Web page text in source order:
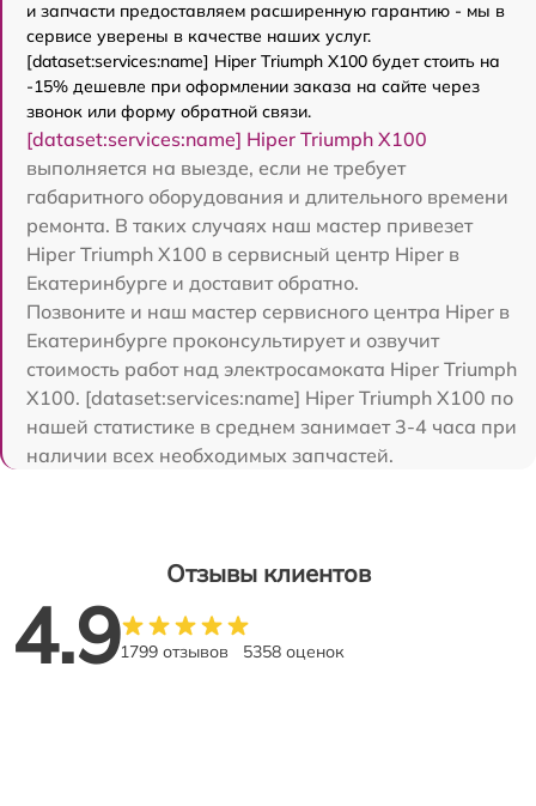
и запчасти предоставляем расширенную гарантию - мы в
сервисе уверены в качестве наших услуг.
[dataset:services:name] Hiper Triumph X100 будет стоить на
-15% дешевле при оформлении заказа на сайте через
звонок или форму обратной связи.
[dataset:services:name] Hiper Triumph X100
выполняется на выезде, если не требует
габаритного оборудования и длительного времени
ремонта. В таких случаях наш мастер привезет
Hiper Triumph X100 в сервисный центр Hiper в
Екатеринбурге и доставит обратно.
Позвоните и наш мастер сервисного центра Hiper в
Екатеринбурге проконсультирует и озвучит
стоимость работ над электросамоката Hiper Triumph
X100. [dataset:services:name] Hiper Triumph X100 по
нашей статистике в среднем занимает 3-4 часа при
наличии всех необходимых запчастей.
Отзывы клиентов
4.91799 отзывов 5358 оценок